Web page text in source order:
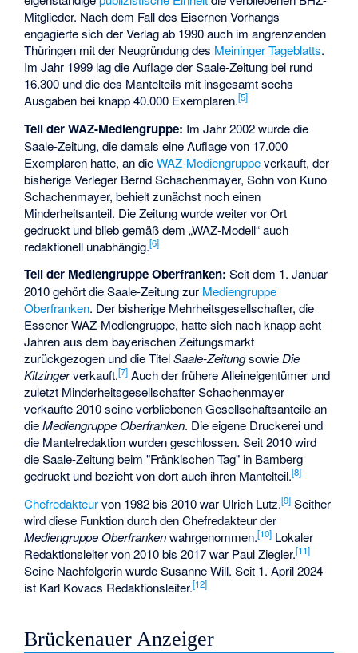
Mitglieder. Nach dem Fall des Eisernen Vorhangs
engagierte sich der Verlag ab 1990 auch im angrenzenden
Thüringen mit der Neugründung des Meininger Tageblatts.
Im Jahr 1999 lag die Auflage der Saale-Zeitung bei rund
16.300 und die des Mantelteils mit insgesamt sechs
Ausgaben bei knapp 40.000 Exemplaren.[5]
Teil der WAZ-Mediengruppe: Im Jahr 2002 wurde die
Saale-Zeitung, die damals eine Auflage von 17.000
Exemplaren hatte, an dieWAZ-Mediengruppeverkauft, der
bisherige Verleger Bernd Schachenmayer, Sohn von Kuno
Schachenmayer, behielt zunächst noch einen
Minderheitsanteil. Die Zeitung wurde weiter vor Ort
gedruckt und blieb gemäß dem „WAZ-Modell“ auch
redaktionell unabhängig.[6]
Teil der Mediengruppe Oberfranken: Seit dem 1. Januar
2010 gehört die Saale-Zeitung zur Mediengruppe
Oberfranken. Der bisherige Mehrheitsgesellschafter, die
Essener WAZ-Mediengruppe, hatte sich nach knapp acht
Jahren aus dem bayerischen Zeitungsmarkt
zurückgezogen und die TitelSaale-ZeitungsowieDie
Kitzingerverkauft.[7] Auch der frühere Alleineigentümer und
zuletzt Minderheitsgesellschafter Schachenmayer
verkaufte 2010 seine verbliebenen Gesellschaftsanteile an
dieMediengruppe Oberfranken. Die eigene Druckerei und
die Mantelredaktion wurden geschlossen. Seit 2010 wird
die Saale-Zeitung beim "Fränkischen Tag" in Bamberg
gedruckt und bezieht von dort auch ihren Mantelteil.[8]
Chefredakteurvon 1982 bis 2010 war Ulrich Lutz.[9] Seither
wird diese Funktion durch den Chefredakteur der
Mediengruppe Oberfrankenwahrgenommen.[10] Lokaler
Redaktionsleiter von 2010 bis 2017 war Paul Ziegler.[11]
Seine Nachfolgerin wurde Susanne Will. Seit 1. April 2024
ist Karl Kovacs Redaktionsleiter.[12]
Brückenauer Anzeiger